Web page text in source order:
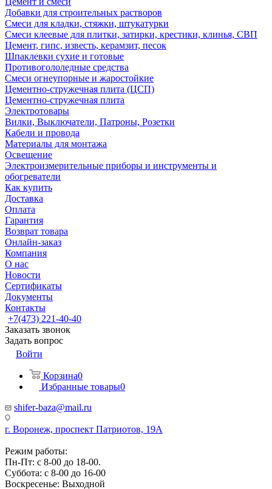
Добавки для строительных растворов
Смеси для кладки, стяжки, штукатурки
Смеси клеевые для плитки, затирки, крестики, клинья, СВП
Цемент, гипс, известь, керамзит, песок
Шпаклевки сухие и готовые
Противогололедные средства
Смеси огнеупорные и жаростойкие
Цементно-стружечная плита (ЦСП)
Цементно-стружечная плита
Электротовары
Вилки, Выключатели, Патроны, Розетки
Кабели и провода
Материалы для монтажа
Освещение
Электроизмерительные приборы и инструменты и
обогреватели
Как купить
Доставка
Оплата
Гарантия
Возврат товара
Онлайн-заказ
Компания
О нас
Новости
Сертификаты
Документы
Контакты
+7(473) 221-40-40
Заказать звонок
Задать вопрос
Войти
Корзина0
Избранные товары0
shifer-baza@mail.ru
г. Воронеж, проспект Патриотов, 19А
Режим работы:
Пн-Пт: с 8-00 до 18-00.
Суббота: с 8-00 до 16-00
Воскресенье: Выходной